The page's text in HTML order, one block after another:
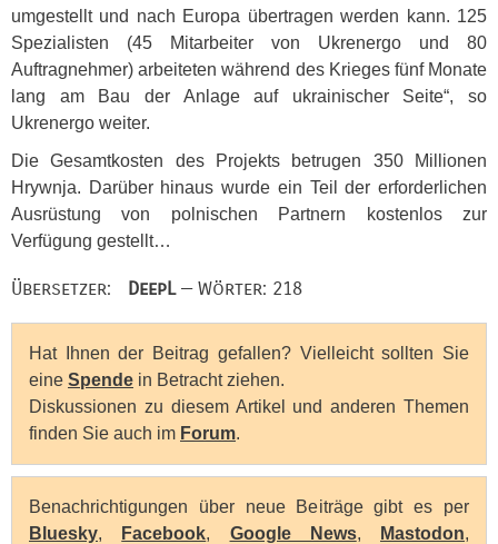
umgestellt und nach Europa übertragen werden kann. 125
Spezialisten (45 Mitarbeiter von Ukrenergo und 80
Auftragnehmer) arbeiteten während des Krieges fünf Monate
lang am Bau der Anlage auf ukrainischer Seite“, so
Ukrenergo weiter.
Die Gesamtkosten des Projekts betrugen 350 Millionen
Hrywnja. Darüber hinaus wurde ein Teil der erforderlichen
Ausrüstung von polnischen Partnern kostenlos zur
Verfügung gestellt…
Übersetzer: DeepL— Wörter: 218
Hat Ihnen der Beitrag gefallen? Vielleicht sollten Sie
eine Spende in Betracht ziehen.
Diskussionen zu diesem Artikel und anderen Themen
finden Sie auch im Forum.
Benachrichtigungen über neue Beiträge gibt es per
Bluesky, Facebook, Google News, Mastodon,